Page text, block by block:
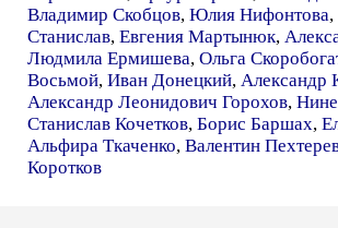
Владимир Скобцов, Юлия Нифонтова,
Станислав, Евгения Мартынюк,
Людмила Ермишева, Ольга
Восьмой, Иван Донецкий, Александр
Александр Леонидович Горохов,
Станислав Кочетков, Борис Баршах,
Альфира Ткаченко, Валентин
Коротков